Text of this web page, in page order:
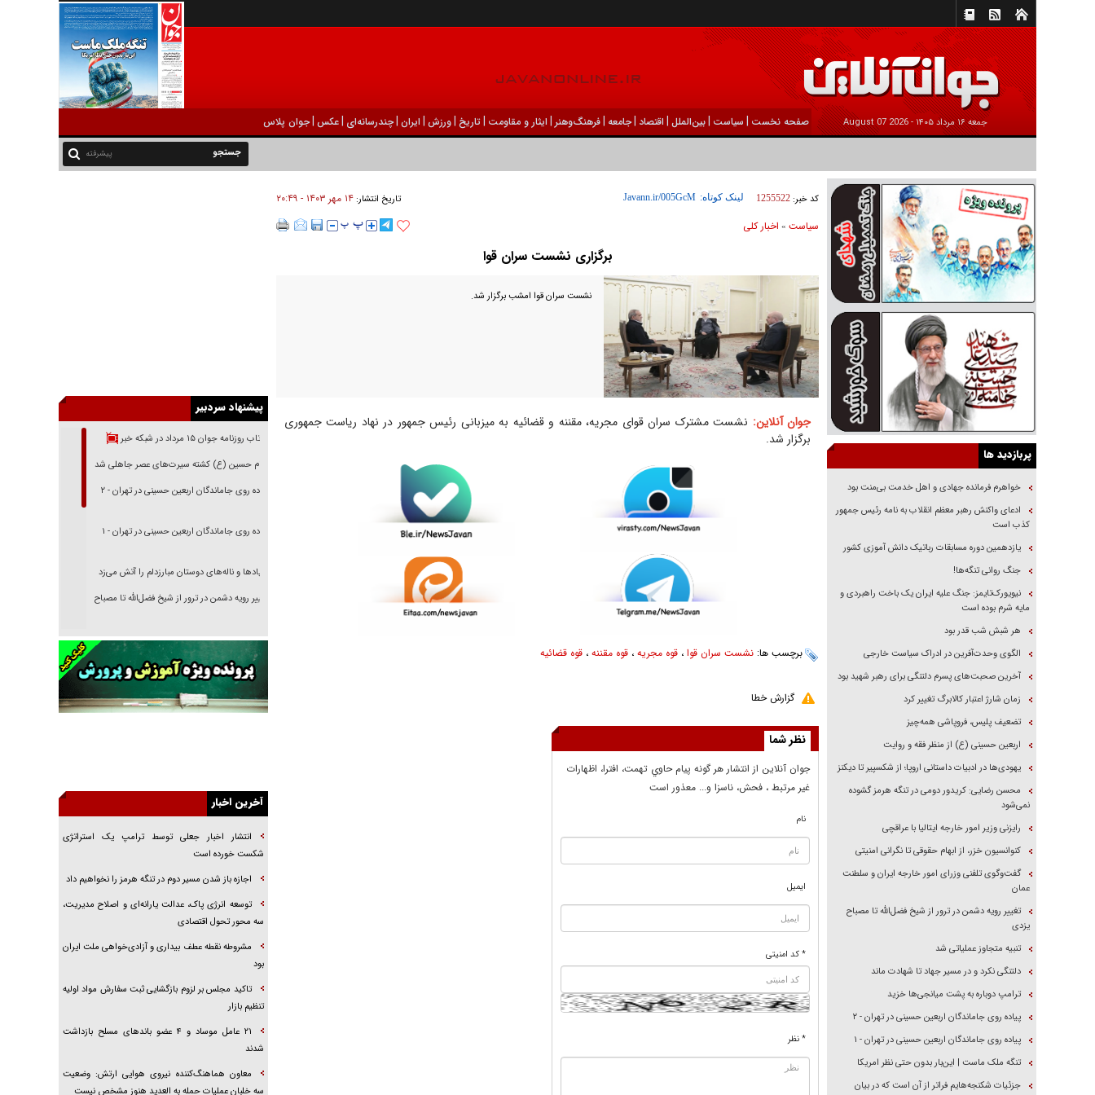
جمعه ۱۶ مرداد ۱۴۰۵ - 2026 August 07 صفحه نخست | سیاست |بين‌الملل | اقتصاد |جامعه |فرهنگ‌و‌هنر | ایثار و مقاومت |تاریخ |ورزش | ايران |چندرسانه‌ای |عکس |جوان پلاس
پیشرفته
کد خبر: 1255522 لینک کوتاه: تاریخ انتشار:۱۴ مهر ۱۴۰۳ - ۲۰:۴۹
سیاست» اخبار کلی
برگزاری نشست سران قوا
نشست سران قوا امشب برگزار شد.
جوان آنلاین: نشست مشترک سران قوای مجریه، مقننه و قضائیه به میزبانی رئیس جمهور در نهاد ریاست جمهوری
برگزار شد.
برچسب ها: نشست سران قوا، قوه مجریه، قوه مقننه، قوه قضائیه
گزارش خطا
نظر شما
جوان آنلاين از انتشار هر گونه پيام حاوي تهمت، افترا، اظهارات
غير مرتبط ، فحش، ناسزا و... معذور است
نام
ایمیل
* کد امنیتی
* نظر
پربازدید ها
خواهرم فرمانده جهادی و اهل خدمت بی‌منت بود
ادعای واکنش رهبر معظم انقلاب به نامه رئیس جمهور
کذب است
یازدهمین دوره مسابقات رباتیک دانش آموزی کشور
جنگ روانی تنگه‌ها!
نیویورک‌تایمز: جنگ علیه ایران یک باخت راهبردی و
مایه شرم بوده است
هر شبش شب قدر بود
الگوی وحدت‌آفرین در ادراک سیاست خارجی
آخرین صحبت‌های پسرم دلتنگی برای رهبر شهید بود
زمان شارژ اعتبار کالابرگ تغییر کرد
تضعیف پلیس، فروپاشی همه‌چیز
اربعین حسینی (ع) از منظر فقه و روایت
یهودی‌ها در ادبیات داستانی اروپا؛ از شکسپیر تا دیکنز
محسن رضایی: کریدور دومی در تنگه هرمز گشوده
نمی‌شود
رایزنی وزیر امور خارجه ایتالیا با عراقچی
کنوانسیون خزر، از ابهام حقوقی تا نگرانی امنیتی
گفت‌وگوی تلفنی وزرای امور خارجه ایران و سلطنت
عمان
تغییر رویه دشمن در ترور از شیخ فضل‌الله تا مصباح
یزدی
تنبیه متجاوز عملیاتی شد
دلتنگی نکرد و در مسیر جهاد تا شهادت ماند
ترامپ دوباره به پشت میانجی‌ها خزید
پیاده روی جاماندگان اربعین حسینی در تهران - ۲
پیاده روی جاماندگان اربعین حسینی در تهران - ۱
تنگه ملک ماست | این‌بار بدون حتی نظر امریکا
جزئیات شکنجه‌هایم فراتر از آن است که در بیان
پیشنهاد سردبیر
بازتاب روزنامه جوان ۱۵ مرداد در شبکه خبر
امام حسین (ع) کشته سیرت‌های عصر جاهلی شد
پیاده روی جاماندگان اربعین حسینی در تهران - ۲
پیاده روی جاماندگان اربعین حسینی در تهران - ۱
فریاد‌ها و ناله‌های دوستان مبارزدلم را آتش می‌زد
تغییر رویه دشمن در ترور از شیخ فضل‌الله تا مصباح
خرید قسطی اولش خنده و آخرش گریه است!
فوتبال و آن «بالا»!
راهبرد غافلگیری با نسل جدید پهپاد‌ها
جنجال پزشکان تقلبی در صنعت زیبایی
خواهرم فرمانده جهادی و اهل خدمت بی‌منت بود
بگنجد!
برابر یورش به پاسگاه‌های پلیس
تحلیل ابعاد پیام رهبر انقلاب به حزب‌الله/ مقاومت
نقشه راه آینده غرب آسیا
آخرین اخبار
انتشار اخبار جعلی توسط ترامپ یک استراتژی
شکست خورده است
اجازه باز شدن مسیر دوم در تنگه هرمز را نخواهیم داد
توسعه انرژی پاک، عدالت یارانه‌ای و اصلاح مدیریت،
سه محور تحول اقتصادی
مشروطه نقطه عطف بیداری و آزادی‌خواهی ملت ایران
بود
تاکید مجلس بر لزوم بازگشایی ثبت سفارش مواد اولیه
تنظیم بازار
۲۱ عامل موساد و ۴ عضو باند‌های مسلح بازداشت
شدند
معاون هماهنگ‌کننده نیروی هوایی ارتش: وضعیت
سه خلبان عملیات حمله به العدید هنوز مشخص نیست